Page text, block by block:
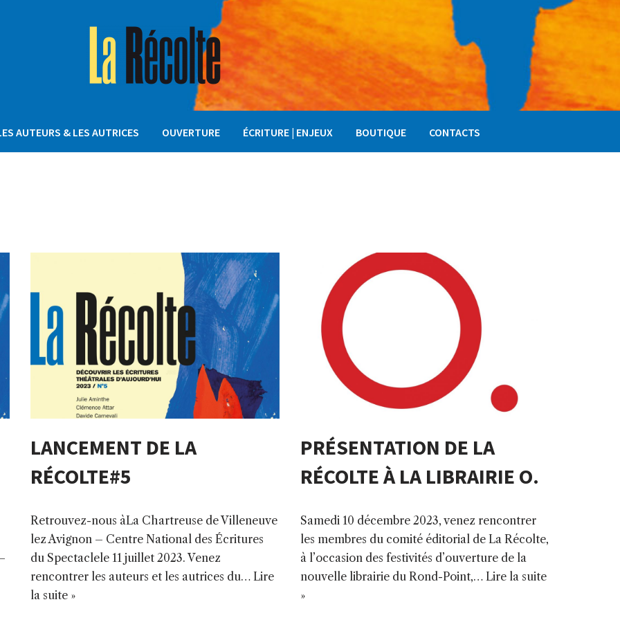
AUTEURS & LES AUTRICES OUVERTURE ÉCRITURE | ENJEUX BOUTIQUE CONTACTS
LANCEMENT DE LA
RÉCOLTE#5
Retrouvez-nous àLa Chartreuse de Villeneuve
lez Avignon – Centre National des Écritures
du Spectaclele 11 juillet 2023. Venez
rencontrer les auteurs et les autrices du… Lire
la suite »
PRÉSENTATION DE LA
RÉCOLTE À LA LIBRAIRIE O.
Samedi 10 décembre 2023, venez rencontrer
les membres du comité éditorial de La Récolte,
à l’occasion des festivités d’ouverture de la
nouvelle librairie du Rond-Point,… Lire la suite
»